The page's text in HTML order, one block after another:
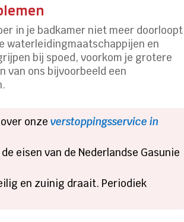
in je badkamer niet meer doorloopt
waterleidingmaatschappijen en
bij spoed, voorkom je grotere
van ons bijvoorbeeld een
over onzeverstoppingsservice in
eisen van de Nederlandse Gasunie
en zuinig draait. Periodiek